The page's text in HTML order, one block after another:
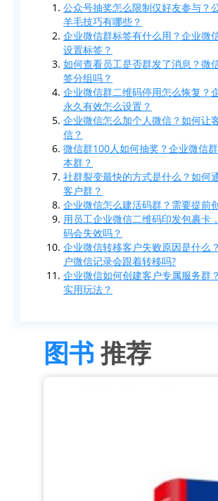
公众号抽奖怎么限制仅好友参与？
羊毛技巧有哪些？
企业微信群标签有什么用？企业微
设置标签？
如何查看员工是否群发了消息？微
签分组吗？
企业微信群二维码停用怎么恢复？
永久有效怎么设置？
企业微信怎么加个人微信？如何让
信？
微信群100人如何抽奖？企业微信
本群？
社群裂变最快的方式是什么？如何
客户群？
企业微信怎么建活码群？需要提前
用员工企业微信二维码印发包裹卡
码会失效吗？
企业微信转移客户失败原因是什么
户微信记录会跟着转移吗?
企业微信如何创建客户专属服务群
实用玩法？
图书推荐